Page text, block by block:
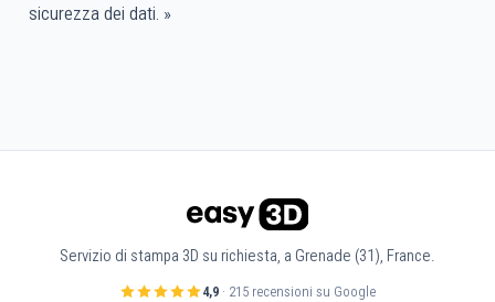
sicurezza dei dati. »
Servizio di stampa 3D su richiesta, a Grenade (31), France.
4,9· 215 recensioni su Google